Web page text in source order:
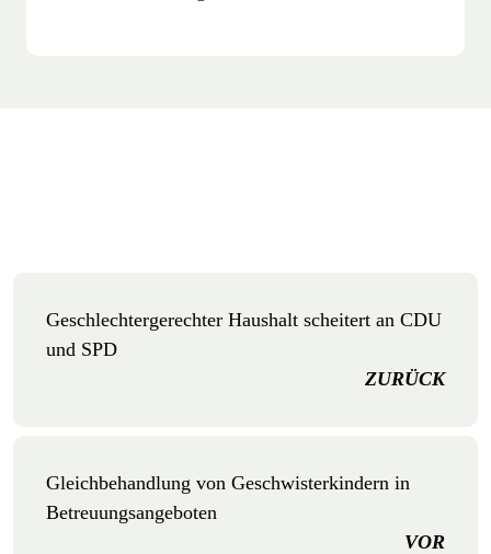
Geschlechtergerechter Haushalt scheitert an CDU
und SPD
ZURÜCK
Gleichbehandlung von Geschwisterkindern in
Betreuungsangeboten
VOR